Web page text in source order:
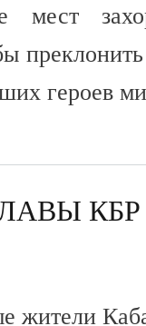
мест
героев
жители